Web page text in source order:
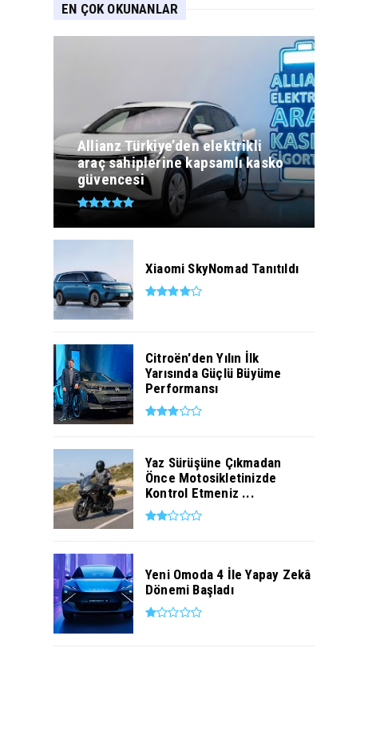
EN ÇOK OKUNANLAR
Allianz Türkiye’den elektrikli
araç sahiplerine kapsamlı kasko
güvencesi
Xiaomi SkyNomad Tanıtıldı
Citroën'den Yılın İlk
Yarısında Güçlü Büyüme
Performansı
Yaz Sürüşüne Çıkmadan
Önce Motosikletinizde
Kontrol Etmeniz ...
Yeni Omoda 4 İle Yapay Zekâ
Dönemi Başladı